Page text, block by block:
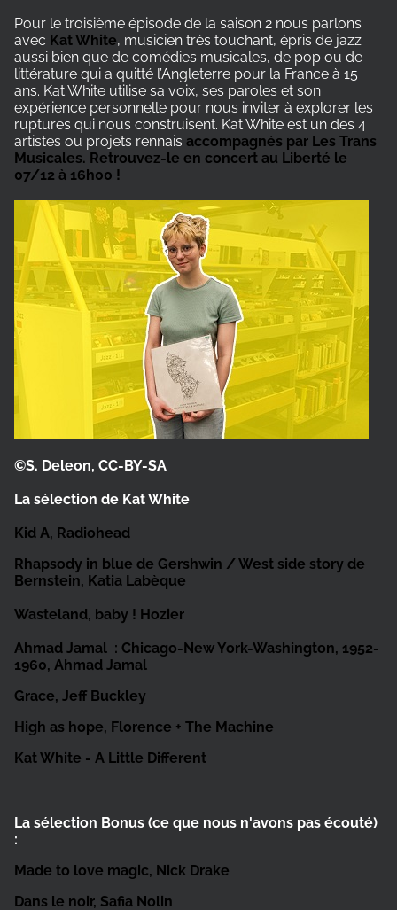
Pour le troisième épisode de la saison 2 nous parlons
avec Kat White, musicien très touchant, épris de jazz
aussi bien que de comédies musicales, de pop ou de
littérature qui a quitté l’Angleterre pour la France à 15
ans. Kat White utilise sa voix, ses paroles et son
expérience personnelle pour nous inviter à explorer les
ruptures qui nous construisent. Kat White est un des 4
artistes ou projets rennais accompagnés par Les Trans
Musicales. Retrouvez-le en concert au Liberté le
07/12 à 16h00 !
©S. Deleon, CC-BY-SA
La sélection de Kat White
Kid A, Radiohead
Rhapsody in blue de Gershwin / West side story de
Bernstein, Katia Labèque
Wasteland, baby ! Hozier
Ahmad Jamal : Chicago-New York-Washington, 1952-
1960, Ahmad Jamal
Grace, Jeff Buckley
High as hope, Florence + The Machine
Kat White - A Little Different
La sélection Bonus (ce que nous n'avons pas écouté)
:
Made to love magic, Nick Drake
Dans le noir, Safia Nolin